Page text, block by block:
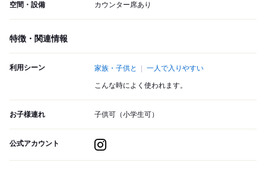
空間・設備 カウンター席あり
特徴・関連情報
利用シーン 家族・子供と 一人で入りやすい
こんな時によく使われます。
お子様連れ 子供可（小学生可）
公式アカウント